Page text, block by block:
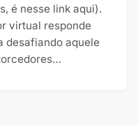
é nesse link aqui).
virtual responde
desafiando aquele